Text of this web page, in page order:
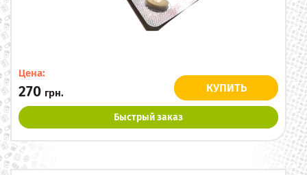
Цена:
270 грн. КУПИТЬ
Быстрый заказ